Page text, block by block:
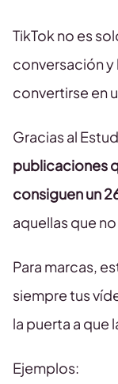
TikTok no es
conversación
convertirse en
Gracias al
publicaciones
consiguen un
aquellas que
Para marcas,
siempre tus
la puerta a que
Ejemplos: